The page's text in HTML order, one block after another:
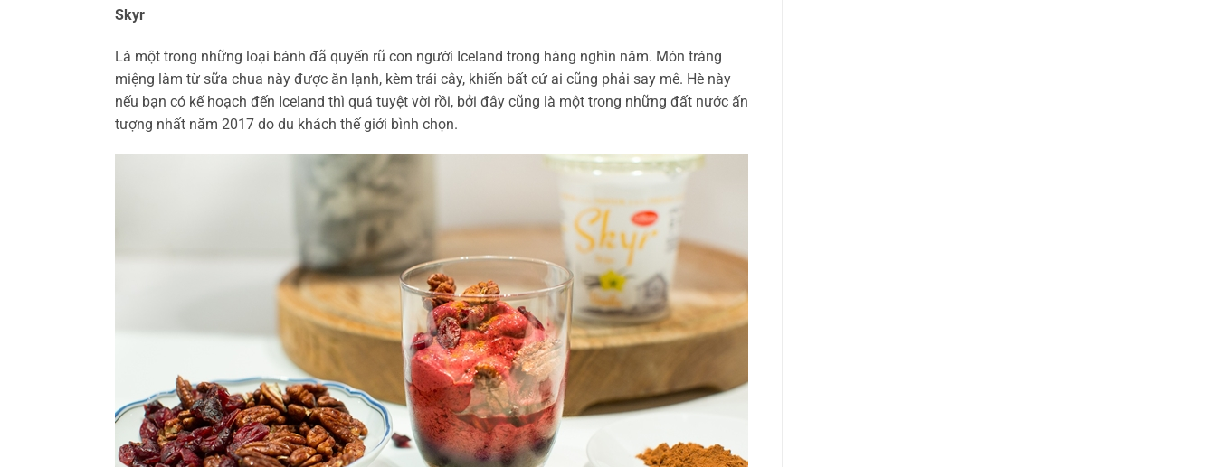
Skyr
Là một trong những loại bánh đã quyến rũ con người Iceland trong hàng nghìn năm. Món tráng
miệng làm từ sữa chua này được ăn lạnh, kèm trái cây, khiến bất cứ ai cũng phải say mê. Hè này
nếu bạn có kế hoạch đến Iceland thì quá tuyệt vời rồi, bởi đây cũng là một trong những đất nước ấn
tượng nhất năm 2017 do du khách thế giới bình chọn.